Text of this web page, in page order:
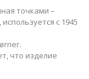
точками –
с 1945
что изделие